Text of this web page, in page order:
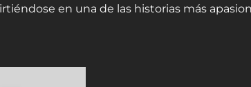
en una de las historias más